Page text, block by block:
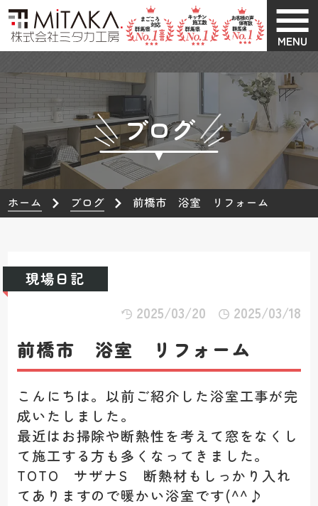
MENU
ブログ
ホーム ブログ 前橋市 浴室 リフォーム
現場日記
2025/03/20
2025/03/18
前橋市 浴室 リフォーム
こんにちは。以前ご紹介した浴室工事が完
成いたしました。
最近はお掃除や断熱性を考えて窓をなくし
て施工する方も多くなってきました。
TOTO サザナS 断熱材もしっかり入れ
てありますので暖かい浴室です(^^♪